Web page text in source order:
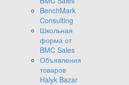
BenchMark
Consulting
Школьная
форма от
BMC Sales
Объявления
товаров
Halyk Bazar